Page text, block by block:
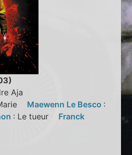
Aja
Maewenn Le Besco :
: Le tueur Franck